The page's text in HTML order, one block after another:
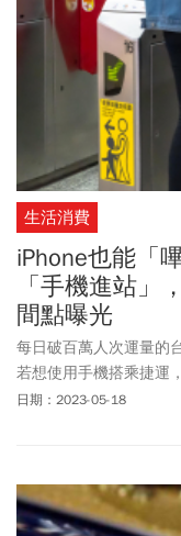
生活消費
iPhone也能「
「手機進站
間點曝光
每日破百萬人次運量的
若想使用手機搭乘捷運
的人，可下載「悠遊付
說，台灣iPhone若要像
悠遊卡公司與蘋果合作
日期：2023-05-18